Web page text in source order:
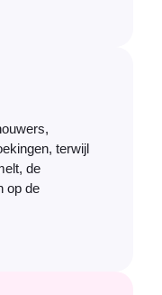
terwijl
de
op de